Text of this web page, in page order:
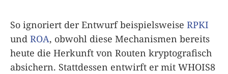
So ignoriert der Entwurf beispielsweise RPKI
und ROA, obwohl diese Mechanismen bereits
heute die Herkunft von Routen kryptografisch
absichern. Stattdessen entwirft er mit WHOIS8